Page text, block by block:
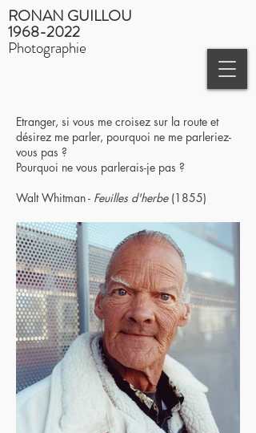
RONAN GUILLOU
1968-2022
Photographie
Etranger, si vous me croisez sur la route et
désirez me parler, pourquoi ne me parleriez-
vous pas ?
Pourquoi ne vous parlerais-je pas ?
Walt Whitman - Feuilles d'herbe(1855)